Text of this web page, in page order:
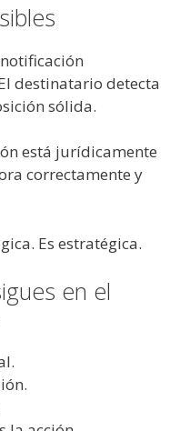
destinatario detecta
sólida.
está jurídicamente
correctamente y
Es estratégica.
en el